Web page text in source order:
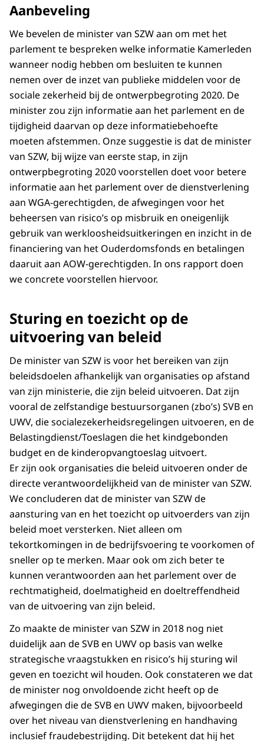
Aanbeveling
We bevelen de minister van SZW aan om met het
parlement te bespreken welke informatie Kamerleden
wanneer nodig hebben om besluiten te kunnen
nemen over de inzet van publieke middelen voor de
sociale zekerheid bij de ontwerpbegroting 2020. De
minister zou zijn informatie aan het parlement en de
tijdigheid daarvan op deze informatiebehoefte
moeten afstemmen. Onze suggestie is dat de minister
van SZW, bij wijze van eerste stap, in zijn
ontwerpbegroting 2020 voorstellen doet voor betere
informatie aan het parlement over de dienstverlening
aan WGA-gerechtigden, de afwegingen voor het
beheersen van risico’s op misbruik en oneigenlijk
gebruik van werkloosheidsuitkeringen en inzicht in de
financiering van het Ouderdomsfonds en betalingen
daaruit aan AOW-gerechtigden. In ons rapport doen
we concrete voorstellen hiervoor.
Sturing en toezicht op de
uitvoering van beleid
De minister van SZW is voor het bereiken van zijn
beleidsdoelen afhankelijk van organisaties op afstand
van zijn ministerie, die zijn beleid uitvoeren. Dat zijn
vooral de zelfstandige bestuursorganen (zbo’s) SVB en
UWV, die socialezekerheidsregelingen uitvoeren, en de
Belastingdienst/Toeslagen die het kindgebonden
budget en de kinderopvangtoeslag uitvoert.
Er zijn ook organisaties die beleid uitvoeren onder de
directe verantwoordelijkheid van de minister van SZW.
We concluderen dat de minister van SZW de
aansturing van en het toezicht op uitvoerders van zijn
beleid moet versterken. Niet alleen om
tekortkomingen in de bedrijfsvoering te voorkomen of
sneller op te merken. Maar ook om zich beter te
kunnen verantwoorden aan het parlement over de
rechtmatigheid, doelmatigheid en doeltreffendheid
van de uitvoering van zijn beleid.
Zo maakte de minister van SZW in 2018 nog niet
duidelijk aan de SVB en UWV op basis van welke
strategische vraagstukken en risico’s hij sturing wil
geven en toezicht wil houden. Ook constateren we dat
de minister nog onvoldoende zicht heeft op de
afwegingen die de SVB en UWV maken, bijvoorbeeld
over het niveau van dienstverlening en handhaving
inclusief fraudebestrijding. Dit betekent dat hij het